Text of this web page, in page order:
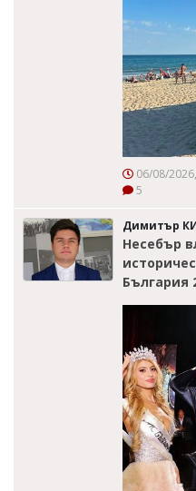
06/08/
5
Димитър
Несебър
България